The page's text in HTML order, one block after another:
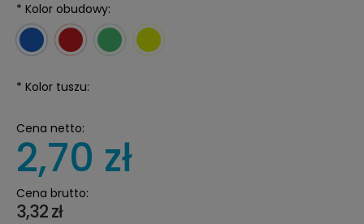
* Kolor obudowy:
* Kolor tuszu:
Cena brutto:
3,32 zł
Cena netto:
2,70 zł